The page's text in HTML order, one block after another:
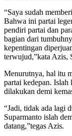
“Saya sudah
Bahwa ini partai
pendiri partai dan
bagian dari
kepentingan
terwujud,”kata Azis,
Menurutnya, hal itu
partai kedepan.
dilakukan demi
“Jadi, tidak ada lagi
Suparmanto islah
datang,”tegas Azis.